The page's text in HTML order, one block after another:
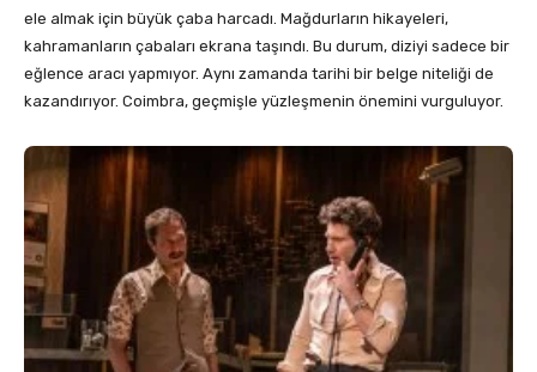
ele almak için büyük çaba harcadı. Mağdurların hikayeleri,
kahramanların çabaları ekrana taşındı. Bu durum, diziyi sadece bir
eğlence aracı yapmıyor. Aynı zamanda tarihi bir belge niteliği de
kazandırıyor. Coimbra, geçmişle yüzleşmenin önemini vurguluyor.